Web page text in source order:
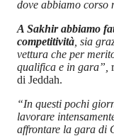
dove abbiamo corso
A Sakhir abbiamo
competitività , sia
vettura che per
qualifica e in gara”,
di Jeddah.
“In questi pochi
lavorare
affrontare la gara di